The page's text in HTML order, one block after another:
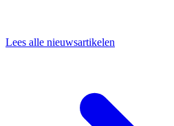
Lees alle nieuwsartikelen